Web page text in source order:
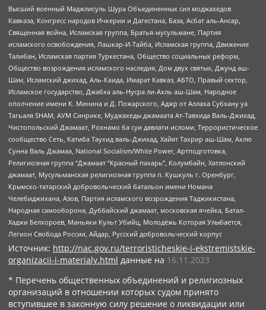
Высший военный Маджлисуль Шура Объединенных сил моджахедов
Кавказа, Конгресс народов Ичкерии и Дагестана, База, Асбат аль-Ансар,
Священная война, Исламская группа, Братья-мусульмане, Партия
исламского освобождения, Лашкар-И-Тайба, Исламская группа, Движение
Талибан, Исламская партия Туркестана, Общество социальных реформ,
Общество возрождения исламского наследия, Дом двух святых, Джунд аш-
Шам, Исламский джихад, Аль-Каида, Имарат Кавказ, АБТО, Правый сектор,
Исламское государство, Джабха аль-Нусра ли-Ахль аш-Шам, Народное
ополчение имени К. Минина и Д. Пожарского, Аджр от Аллаха Субхану уа
Тагьаля SHAM, АУМ Синрике, Муджахеды джамаата Ат-Тавхида Валь-Джихад,
Чистопольский Джамаат, Рохнамо ба суи давлати исломи, Террористическое
сообщество Сеть, Катиба Таухид валь-Джихад, Хайят Тахрир аш-Шам, Ахлю
Сунна Валь Джамаа, National Socialism/White Power, Артподготовка,
Религиозная группа “Джамаат “Красный пахарь”, Колумбайн, Хатлонский
джамаат, Мусульманская религиозная группа п. Кушкуль г. Оренбург,
Крымско-татарский добровольческий батальон имени Номана
Челебиджихана, Азов, Партия исламского возрождения Таджикистана,
Народная самооборона, Дуббайский джамаат, московская ячейка, Батал-
Хаджи Белхороев, Маньяки Культ Убийц, Молодёжь Которая Улыбается,
Легион Свобода России, Айдар, Русский добровольческий корпус
Источник: http://nac.gov.ru/terroristicheskie-i-ekstremistskie-
organizacii-i-materialy.html данные на 16.11.2023
* Перечень общественных объединений и религиозных
организаций в отношении которых судом принято
вступившее в законную силу решение о ликвидации или